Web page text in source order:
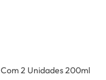
2 Unidades 200ml